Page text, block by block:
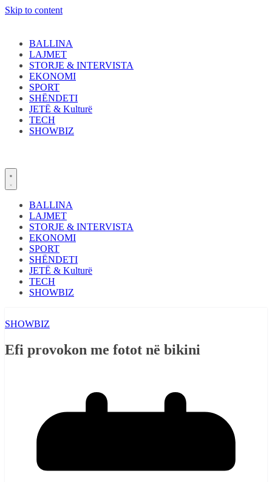
Skip to content
BALLINA
LAJMET
STORJE & INTERVISTA
EKONOMI
SPORT
SHËNDETI
JETË & Kulturë
TECH
SHOWBIZ
BALLINA
LAJMET
STORJE & INTERVISTA
EKONOMI
SPORT
SHËNDETI
JETË & Kulturë
TECH
SHOWBIZ
SHOWBIZ
Efi provokon me fotot në bikini